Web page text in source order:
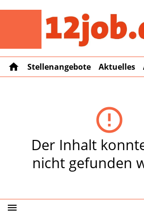
home Stellenangebote Aktuelles
error_outline
Der Inhalt
nicht gefunden
menu